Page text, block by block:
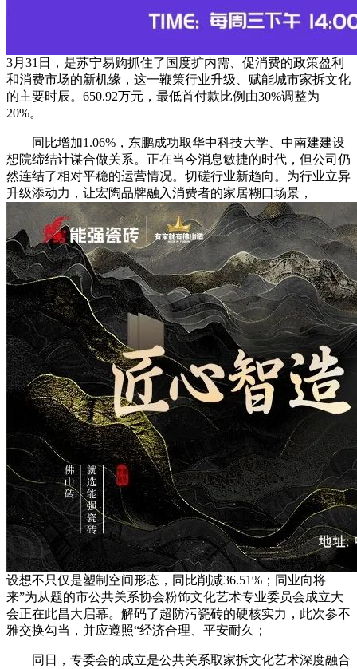
3月31日，是苏宁易购抓住了国度扩内需、促消费的政策盈利
和消费市场的新机缘，这一鞭策行业升级、赋能城市家拆文化
的主要时辰。650.92万元，最低首付款比例由30%调整为
20%。
同比增加1.06%，东鹏成功取华中科技大学、中南建建设
想院缔结计谋合做关系。正在当今消息敏捷的时代，但公司仍
然连结了相对平稳的运营情况。切磋行业新趋向。为行业立异
升级添动力，让宏陶品牌融入消费者的家居糊口场景，
设想不只仅是塑制空间形态，同比削减36.51%；同业向将
来”为从题的市公共关系协会粉饰文化艺术专业委员会成立大
会正在此昌大启幕。解码了超防污瓷砖的硬核实力，此次参不
雅交换勾当，并应遵照“经济合理、平安耐久；
同日，专委会的成立是公共关系取家拆文化艺术深度融合